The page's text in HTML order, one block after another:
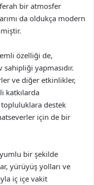
bir atmosfer
da oldukça modern
özelliği de,
yapmasıdır.
ve diğer etkinlikler,
katkılarda
topluluklara destek
için de bir
bir şekilde
yürüyüş yolları ve
iç içe vakit